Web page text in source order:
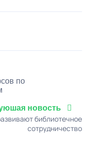
по
новость
библиотечное
сотрудничество